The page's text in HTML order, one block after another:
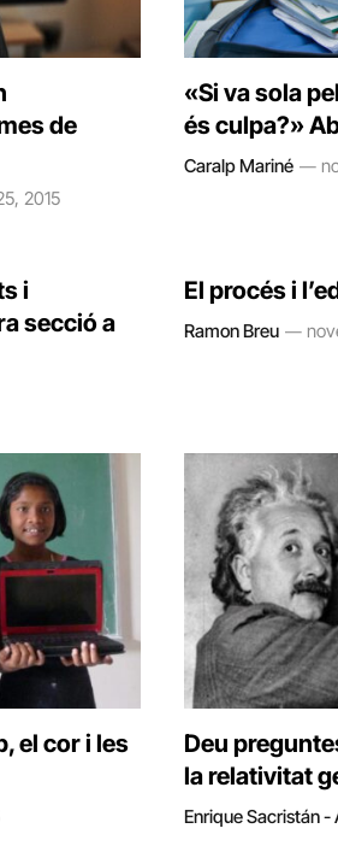
de
2015
«Si va sola
és culpa?»
Caralp Mariné
i
secció a
El procés i
Ramon Breu
el cor i les
Deu
la relativitat
Enrique Sacristán -